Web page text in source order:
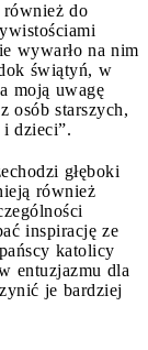
również do
wywarło na nim
świątyń, w
moją uwagę
osób starszych,
i dzieci”.
głęboki
również
inspirację ze
katolicy
entuzjazmu dla
je bardziej